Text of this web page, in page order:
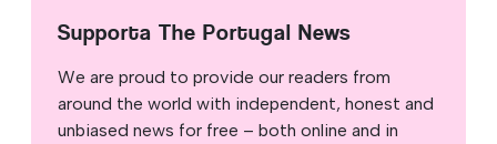
Supporta The Portugal News
We are proud to provide our readers from
around the world with independent, honest and
unbiased news for free – both online and in